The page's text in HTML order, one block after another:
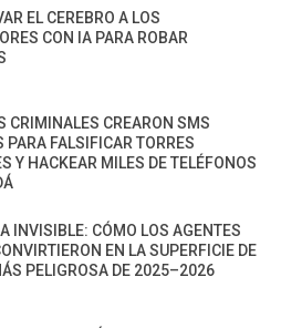
EL CEREBRO A LOS
CON IA PARA ROBAR
CRIMINALES CREARON SMS
PARA FALSIFICAR TORRES
Y HACKEAR MILES DE TELÉFONOS
INVISIBLE: CÓMO LOS AGENTES
EN LA SUPERFICIE DE
PELIGROSA DE 2025–2026